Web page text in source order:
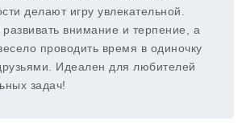
делают игру увлекательной.
внимание и терпение, а
проводить время в одиночку
Идеален для любителей
задач!